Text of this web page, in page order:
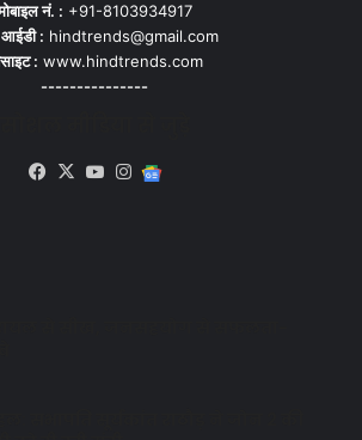
नं. : +91-8103934917
: hindtrends@gmail.com
: www.hindtrends.com
---------------
Facebook
X YouTubeInstagram